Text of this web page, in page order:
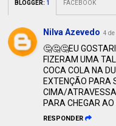
BLOGGER: 1 FACEBOOK
Nilva Azevedo 4
🤔🤔🤔EU
FIZERAM UMA
COCA COLA NA
EXTENÇÃO PARA
CIMA/
PARA CHEGAR
RESPONDER